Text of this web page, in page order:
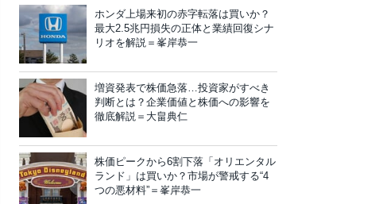
ホンダ上場来初の赤字転落は買いか？
最大2.5兆円損失の正体と業績回復シナ
リオを解説＝峯岸恭一
増資発表で株価急落…投資家がすべき
判断とは？企業価値と株価への影響を
徹底解説＝大畠典仁
株価ピークから6割下落「オリエンタル
ランド」は買いか？市場が警戒する“4
つの悪材料”＝峯岸恭一